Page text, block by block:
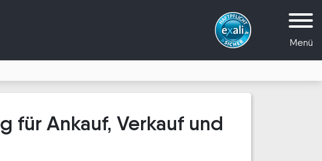
Menü
für Ankauf, Verkauf und